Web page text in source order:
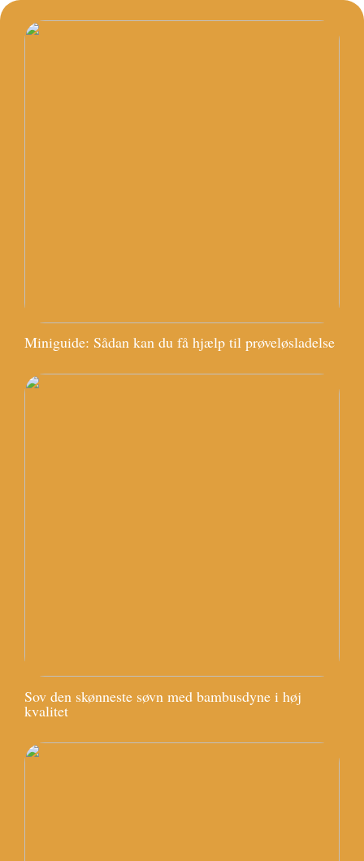
Miniguide: Sådan kan du få hjælp til prøveløsladelse
Sov den skønneste søvn med bambusdyne i høj
kvalitet